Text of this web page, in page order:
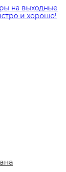
на выходные
и хорошо!